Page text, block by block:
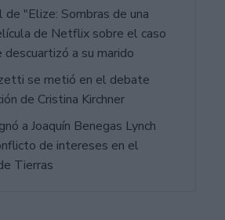
de "Elize: Sombras de una
de Netflix sobre el caso
descuartizó a su marido
se metió en el debate
de Cristina Kirchner
a Joaquín Benegas Lynch
de intereses en el
Tierras